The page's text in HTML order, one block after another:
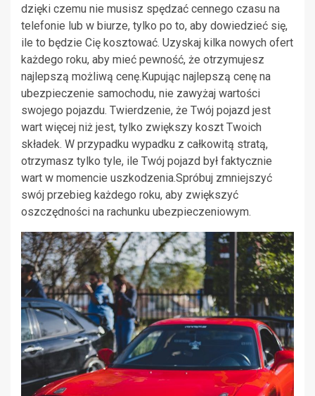
dzięki czemu nie musisz spędzać cennego czasu na
telefonie lub w biurze, tylko po to, aby dowiedzieć się,
ile to będzie Cię kosztować. Uzyskaj kilka nowych ofert
każdego roku, aby mieć pewność, że otrzymujesz
najlepszą możliwą cenę.Kupując najlepszą cenę na
ubezpieczenie samochodu, nie zawyżaj wartości
swojego pojazdu. Twierdzenie, że Twój pojazd jest
wart więcej niż jest, tylko zwiększy koszt Twoich
składek. W przypadku wypadku z całkowitą stratą,
otrzymasz tylko tyle, ile Twój pojazd był faktycznie
wart w momencie uszkodzenia.Spróbuj zmniejszyć
swój przebieg każdego roku, aby zwiększyć
oszczędności na rachunku ubezpieczeniowym.